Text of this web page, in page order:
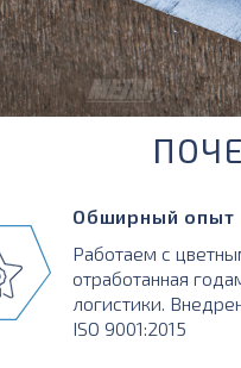
Обширный опыт
Работаем с
отработанная
логистики.
ISO 9001:2015